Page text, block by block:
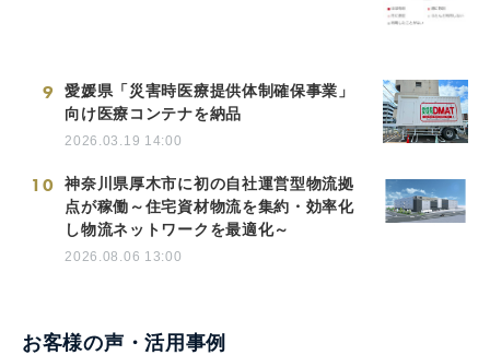
9
愛媛県「災害時医療提供体制確保事業」
向け医療コンテナを納品
2026.03.19 14:00
10
神奈川県厚木市に初の自社運営型物流拠
点が稼働～住宅資材物流を集約・効率化
し物流ネットワークを最適化～
2026.08.06 13:00
お客様の声・活用事例